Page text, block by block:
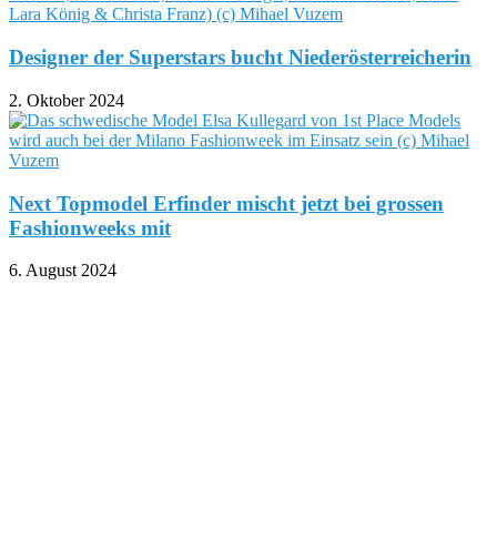
Designer der Superstars bucht Niederösterreicherin
2. Oktober 2024
Next Topmodel Erfinder mischt jetzt bei grossen
Fashionweeks mit
6. August 2024